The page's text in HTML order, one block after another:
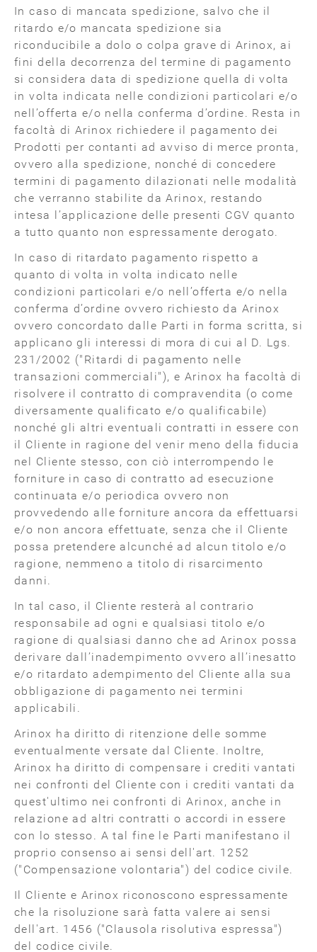
In caso di mancata spedizione, salvo che il
ritardo e/o mancata spedizione sia
riconducibile a dolo o colpa grave di Arinox, ai
fini della decorrenza del termine di pagamento
si considera data di spedizione quella di volta
in volta indicata nelle condizioni particolari e/o
nell’offerta e/o nella conferma d’ordine. Resta in
facoltà di Arinox richiedere il pagamento dei
Prodotti per contanti ad avviso di merce pronta,
ovvero alla spedizione, nonché di concedere
termini di pagamento dilazionati nelle modalità
che verranno stabilite da Arinox, restando
intesa l’applicazione delle presenti CGV quanto
a tutto quanto non espressamente derogato.
In caso di ritardato pagamento rispetto a
quanto di volta in volta indicato nelle
condizioni particolari e/o nell’offerta e/o nella
conferma d’ordine ovvero richiesto da Arinox
ovvero concordato dalle Parti in forma scritta, si
applicano gli interessi di mora di cui al D. Lgs.
231/2002 ("Ritardi di pagamento nelle
transazioni commerciali"), e Arinox ha facoltà di
risolvere il contratto di compravendita (o come
diversamente qualificato e/o qualificabile)
nonché gli altri eventuali contratti in essere con
il Cliente in ragione del venir meno della fiducia
nel Cliente stesso, con ciò interrompendo le
forniture in caso di contratto ad esecuzione
continuata e/o periodica ovvero non
provvedendo alle forniture ancora da effettuarsi
e/o non ancora effettuate, senza che il Cliente
possa pretendere alcunché ad alcun titolo e/o
ragione, nemmeno a titolo di risarcimento
danni.
In tal caso, il Cliente resterà al contrario
responsabile ad ogni e qualsiasi titolo e/o
ragione di qualsiasi danno che ad Arinox possa
derivare dall’inadempimento ovvero all’inesatto
e/o ritardato adempimento del Cliente alla sua
obbligazione di pagamento nei termini
applicabili.
Arinox ha diritto di ritenzione delle somme
eventualmente versate dal Cliente. Inoltre,
Arinox ha diritto di compensare i crediti vantati
nei confronti del Cliente con i crediti vantati da
quest'ultimo nei confronti di Arinox, anche in
relazione ad altri contratti o accordi in essere
con lo stesso. A tal fine le Parti manifestano il
proprio consenso ai sensi dell'art. 1252
("Compensazione volontaria") del codice civile.
Il Cliente e Arinox riconoscono espressamente
che la risoluzione sarà fatta valere ai sensi
dell'art. 1456 ("Clausola risolutiva espressa")
del codice civile.